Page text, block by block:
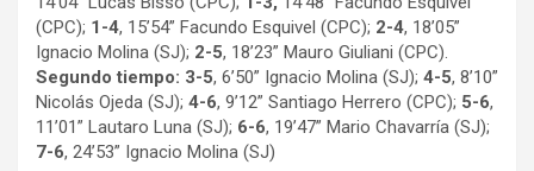
(CPC); 1-4, 15’54” Facundo Esquivel (CPC); 2-4, 18’05”
Ignacio Molina (SJ); 2-5, 18’23” Mauro Giuliani (CPC).
Segundo tiempo: 3-5, 6’50” Ignacio Molina (SJ); 4-5, 8’10”
Nicolás Ojeda (SJ); 4-6, 9’12” Santiago Herrero (CPC); 5-6,
11’01” Lautaro Luna (SJ); 6-6, 19’47” Mario Chavarría (SJ);
7-6, 24’53” Ignacio Molina (SJ)